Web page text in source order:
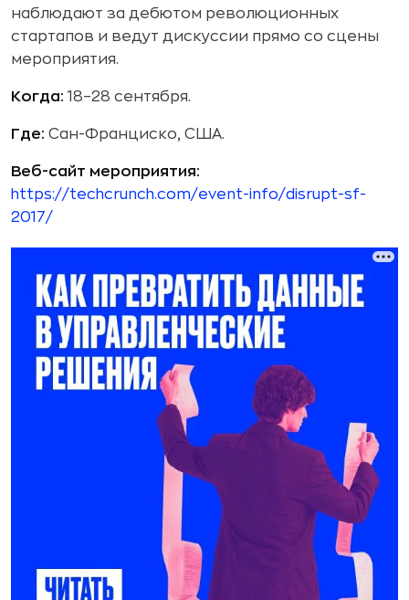
наблюдают за дебютом революционных
стартапов и ведут дискуссии прямо со сцены
мероприятия.
Когда: 18–28 сентября.
Где: Сан-Франциско, США.
Веб-сайт мероприятия:
https://techcrunch.com/event-info/disrupt-sf-
2017/